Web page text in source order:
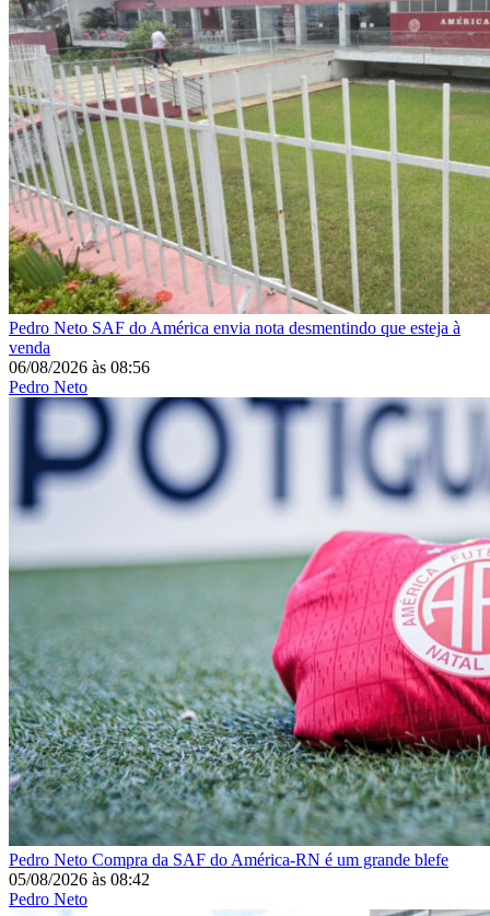
Pedro Neto SAF do América envia nota desmentindo que esteja à
venda
06/08/2026 às 08:56
Pedro Neto
Pedro Neto Compra da SAF do América-RN é um grande blefe
05/08/2026 às 08:42
Pedro Neto